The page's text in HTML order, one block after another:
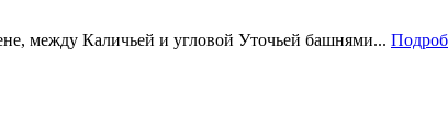
между Каличьей и угловой Уточьей башнями...